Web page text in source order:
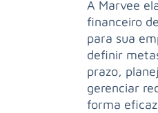
A Marvee
financeiro
para sua
definir
prazo,
gerenciar
forma